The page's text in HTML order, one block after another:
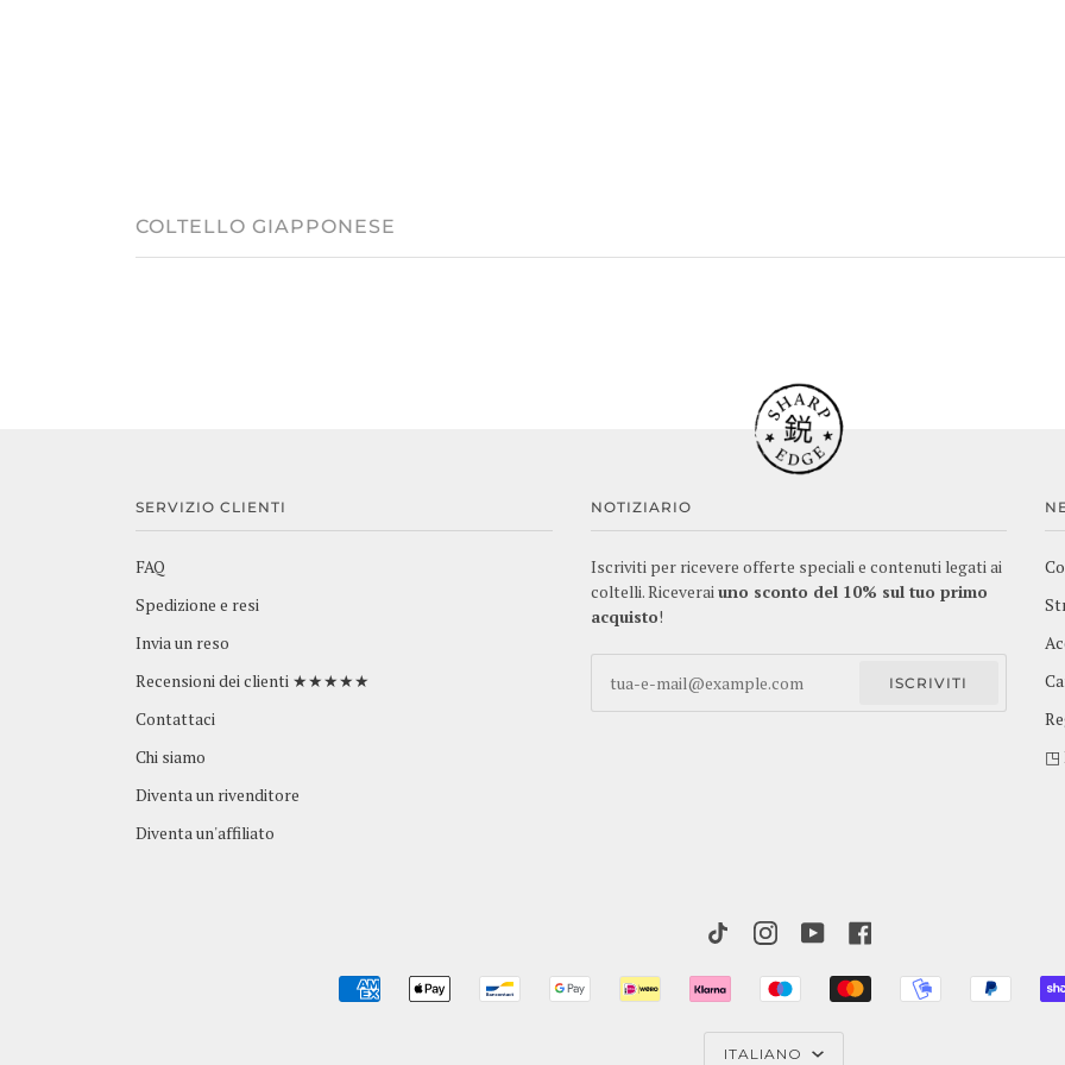
COLTELLO GIAPPONESE
SERVIZIO CLIENTI
FAQ
Spedizione e resi
Invia un reso
Recensioni dei clienti ★★★★★
Contattaci
Chi siamo
Diventa un rivenditore
Diventa un'affiliato
NOTIZIARIO
Iscriviti per ricevere offerte speciali e contenuti legati ai
coltelli. Riceveraiuno sconto del 10% sul tuo primo
acquisto!
ISCRIVITI
◳
TIKTOKINSTAGRAM
YOUTUBE
AMERICANAPPLE
BANCONTACT
GOOGLE IDEAL KLARNA MAESTRO MASTER MOBILEPAY
LINGUA
ITALIANO